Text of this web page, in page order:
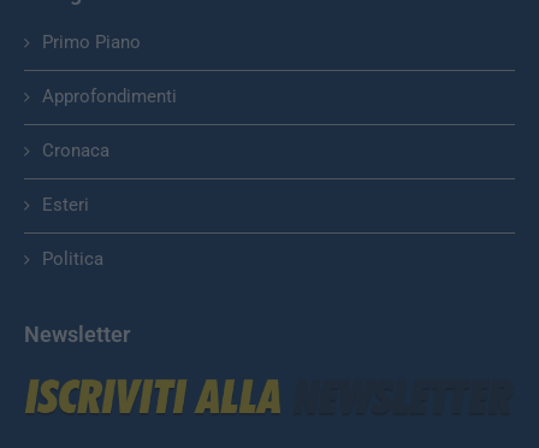
Primo Piano
Approfondimenti
Cronaca
Esteri
Politica
Newsletter